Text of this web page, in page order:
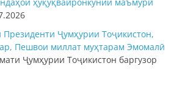
Президенти Ҷумҳурии Тоҷикистон,
Пешвои миллат муҳтарам Эмомалӣ
Ҷумҳурии Тоҷикистон баргузор